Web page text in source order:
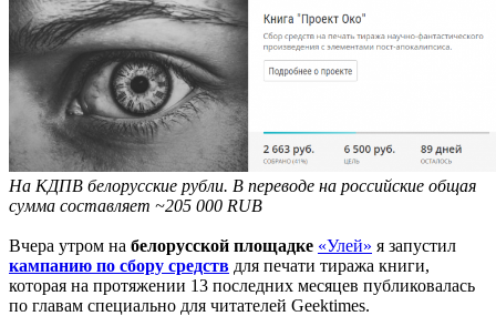
На КДПВ белорусские рубли. В переводе на российские общая
сумма составляет ~205 000 RUB
Вчера утром на белорусской площадке «Улей» я запустил
кампанию по сбору средств для печати тиража книги,
которая на протяжении 13 последних месяцев публиковалась
по главам специально для читателей Geektimes.